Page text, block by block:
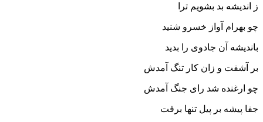
ز اندیشه بد بشویم ترا
چو بهرام آواز خسرو شنید
باندیشه آن جادوى را بدید
بر آشفت و زان کار تنگ آمدش
چو ارغنده شد راى جنگ آمدش‏
جفا پیشه بر پیل تنها برفت